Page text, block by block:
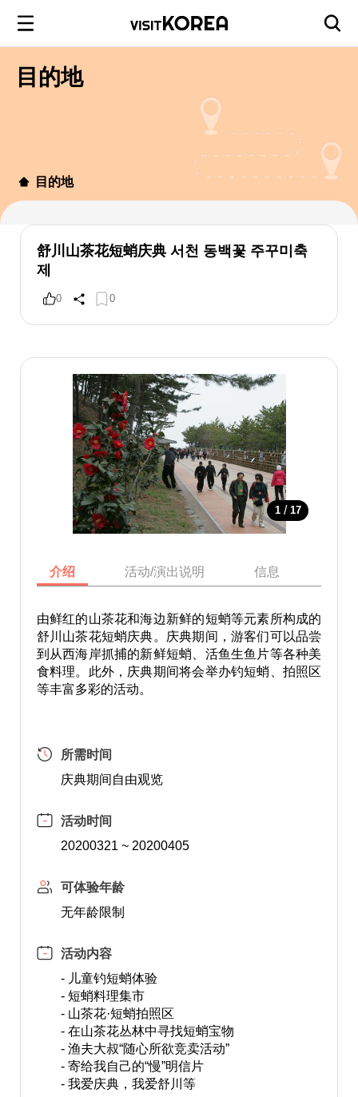
目的地
目的地
舒川山茶花短蛸庆典 서천 동백꽃 주꾸미축
제
0 0
1 / 17
介绍 活动/演出说明 信息
由鲜红的山茶花和海边新鲜的短蛸等元素所构成的
舒川山茶花短蛸庆典。庆典期间，游客们可以品尝
到从西海岸抓捕的新鲜短蛸、活鱼生鱼片等各种美
食料理。此外，庆典期间将会举办钓短蛸、拍照区
等丰富多彩的活动。
所需时间
庆典期间自由观览
活动时间
20200321 ~ 20200405
可体验年龄
无年龄限制
活动内容
- 儿童钓短蛸体验
- 短蛸料理集市
- 山茶花·短蛸拍照区
- 在山茶花丛林中寻找短蛸宝物
- 渔夫大叔“随心所欲竞卖活动”
- 寄给我自己的“慢”明信片
- 我爱庆典，我爱舒川等